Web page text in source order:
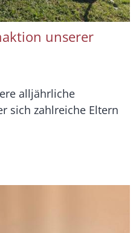
unserer
alljährliche
sich zahlreiche Eltern